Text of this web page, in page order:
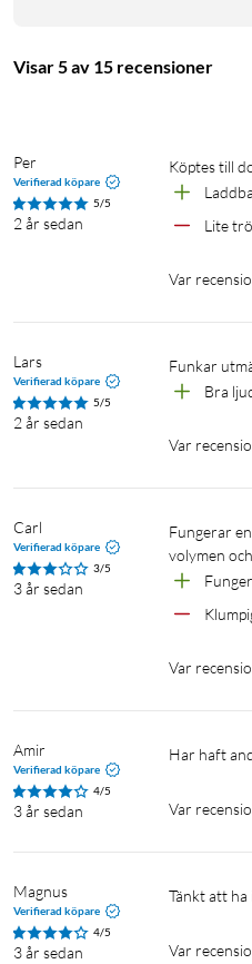
Visar 5 av 15 recensioner
Per
Verifierad köpare
5/5
2 år sedan
Köptes till
Lite
Var
Lars
Verifierad köpare
5/5
2 år sedan
Funkar
Bra
Var
Carl
Verifierad köpare
3/5
3 år sedan
Fungerar enligt förväntningarna, men kontrollerna för tex volym sitter dumt till och det är lätt hänt att man råkar sänka
volymen
Var
Amir
Verifierad köpare
4/5
3 år sedan
Har haft
Var
Magnus
Verifierad köpare
4/5
3 år sedan
Tänkt att
Var